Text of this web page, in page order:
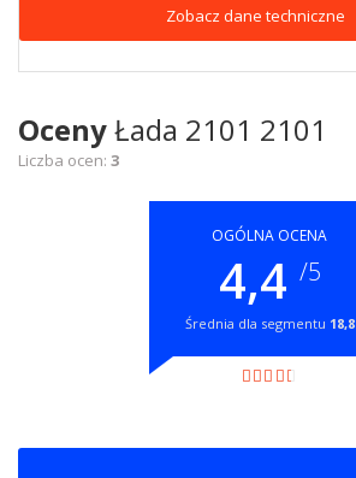
Zobacz dane techniczne
OcenyŁada 2101 2101
Liczba ocen: 3
OGÓLNA OCENA
4,4 /5
Średnia dla segmentu 18,8